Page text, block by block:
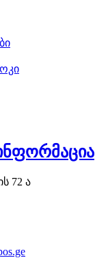
72 ა